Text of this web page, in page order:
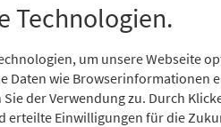
einer unvergesslichen Reise landen
an Ihr Heli-Ski-Abenteuer im
Technologien.
um unsere Webseite
Daten wie Browserinformationen
der Verwendung zu. Durch
erteilte Einwilligungen für die